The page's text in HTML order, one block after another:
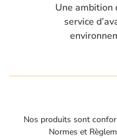
Une ambition
service
Nos produits sont
Normes et